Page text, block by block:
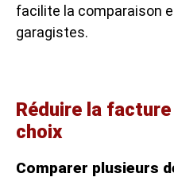
facilite la comparaison
garagistes.
Réduire la
choix
Comparer plusieurs